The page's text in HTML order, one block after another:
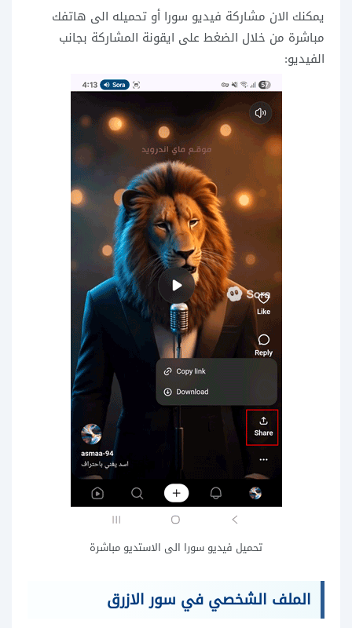
يمكنك الان مشاركة فيديو سورا أو تحميله الى هاتفك
مباشرة من خلال الضغط على ايقونة المشاركة بجانب
الفيديو:
تحميل فيديو سورا الى الاستديو مباشرة
الملف الشخصي في سور الازرق